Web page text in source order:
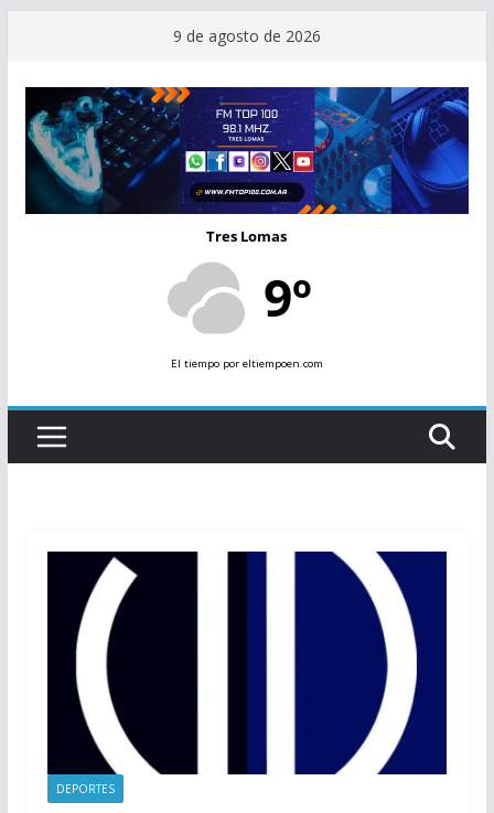
contenido
9 de agosto de 2026
Tres Lomas
9º
El tiempopor eltiempoen.com
DEPORTES